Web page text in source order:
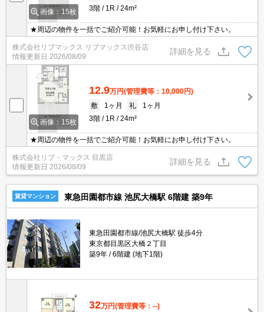
画像：15枚
3階
1R 24m²
★周辺の物件を一括でご紹介可能！お気軽にお申し付け下さい。
株式会社リブマックス リブマックス渋谷店
情報更新日 2026/08/09
詳細を見る
画像：15枚
12.9万円(管理費等：10,000円)
敷
1ヶ月 礼
1ヶ月
3階
1R 24m²
★周辺の物件を一括でご紹介可能！お気軽にお申し付け下さい。
株式会社リブ・マックス 目黒店
情報更新日 2026/08/09
詳細を見る
賃貸マンション 東急田園都市線 池尻大橋駅 6階建 築9年
東急田園都市線/池尻大橋駅 徒歩4分
東京都目黒区大橋２丁目
築9年
6階建 (地下1階)
32万円(管理費等：--)